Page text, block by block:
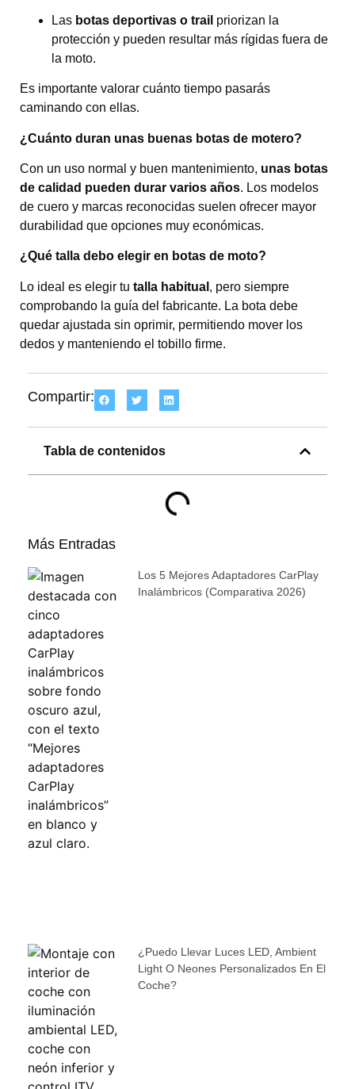
Las botas deportivas o trail priorizan la
protección y pueden resultar más rígidas fuera de
la moto.
Es importante valorar cuánto tiempo pasarás
caminando con ellas.
¿Cuánto duran unas buenas botas de motero?
Con un uso normal y buen mantenimiento, unas botas
de calidad pueden durar varios años. Los modelos
de cuero y marcas reconocidas suelen ofrecer mayor
durabilidad que opciones muy económicas.
¿Qué talla debo elegir en botas de moto?
Lo ideal es elegir tu talla habitual , pero siempre
comprobando la guía del fabricante. La bota debe
quedar ajustada sin oprimir, permitiendo mover los
dedos y manteniendo el tobillo firme.
Compartir:
Tabla de contenidos
Más Entradas
Los 5 Mejores Adaptadores CarPlay
Inalámbricos (comparativa 2026)
¿Puedo Llevar Luces LED, Ambient
Light O Neones Personalizados En El
Coche?